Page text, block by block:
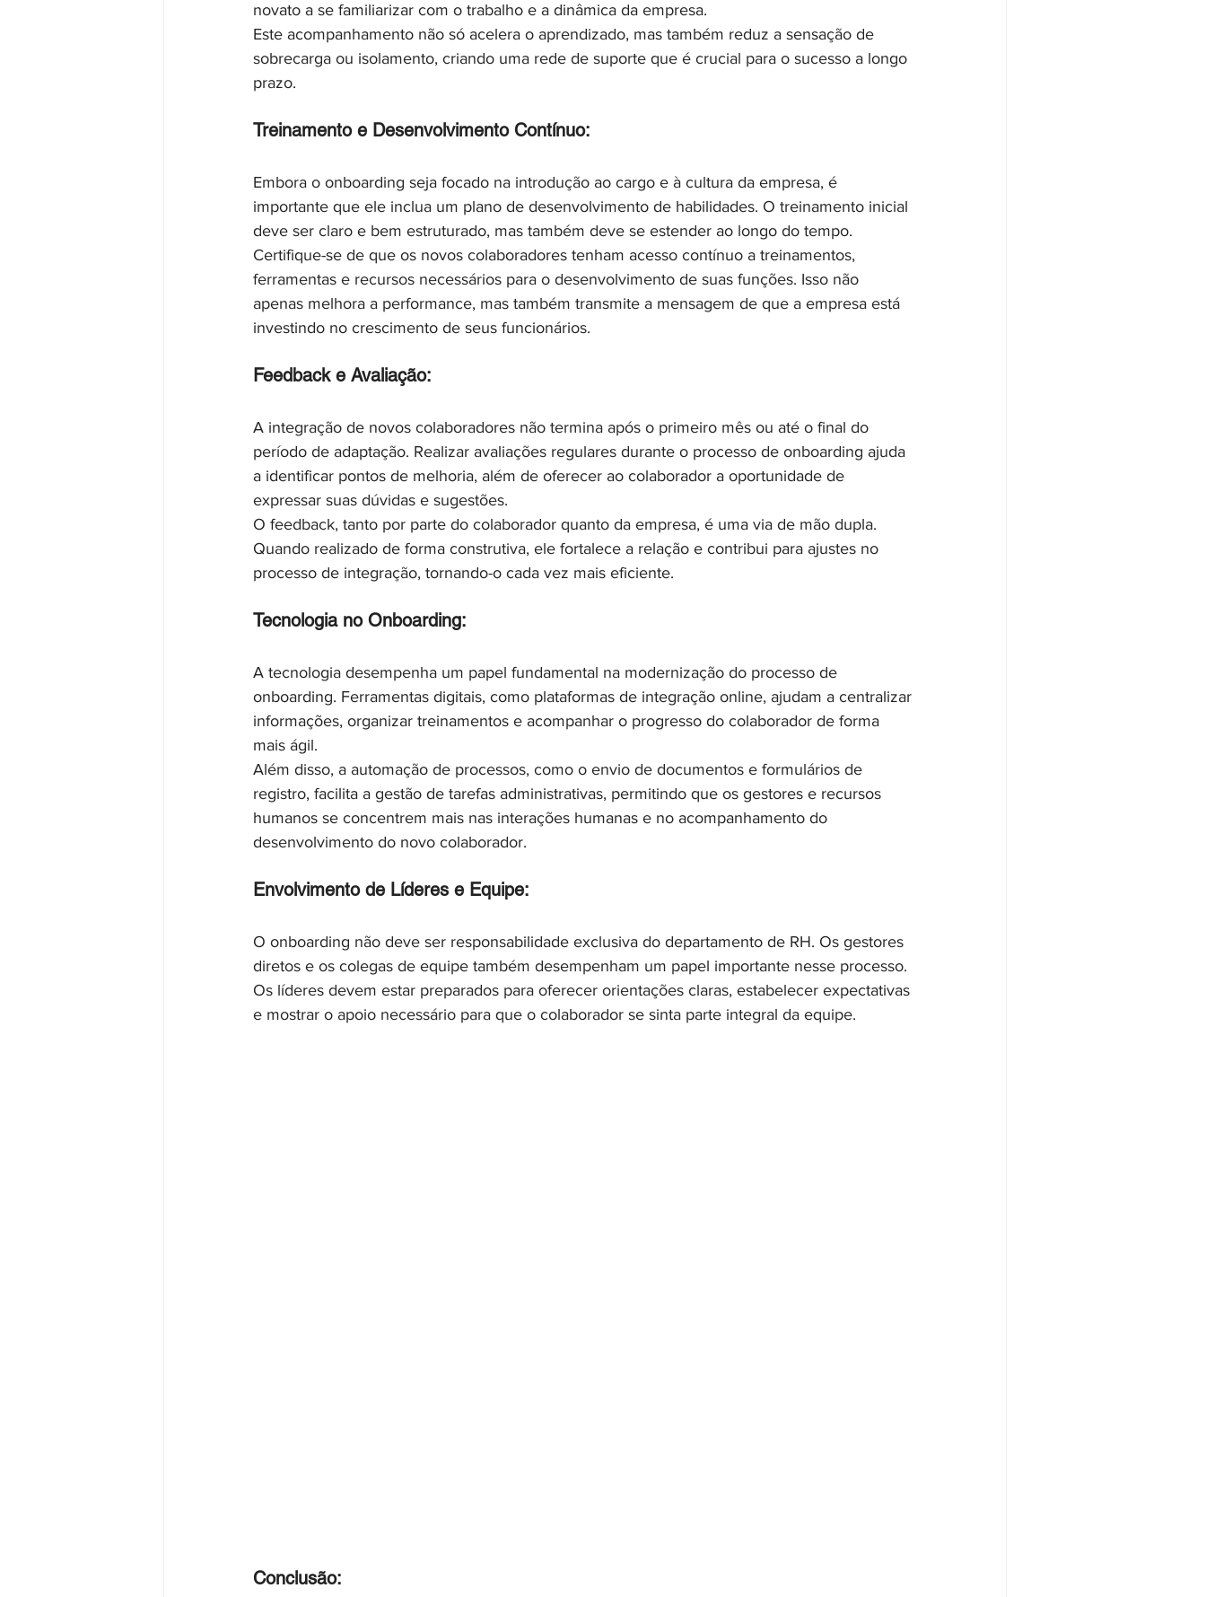
novato a se familiarizar com o trabalho e a dinâmica da empresa.
Este acompanhamento não só acelera o aprendizado, mas também reduz a sensação de
sobrecarga ou isolamento, criando uma rede de suporte que é crucial para o sucesso a longo
prazo.
Treinamento e Desenvolvimento Contínuo:
Embora o onboarding seja focado na introdução ao cargo e à cultura da empresa, é
importante que ele inclua um plano de desenvolvimento de habilidades. O treinamento inicial
deve ser claro e bem estruturado, mas também deve se estender ao longo do tempo.
Certifique-se de que os novos colaboradores tenham acesso contínuo a treinamentos,
ferramentas e recursos necessários para o desenvolvimento de suas funções. Isso não
apenas melhora a performance, mas também transmite a mensagem de que a empresa está
investindo no crescimento de seus funcionários.
Feedback e Avaliação:
A integração de novos colaboradores não termina após o primeiro mês ou até o final do
período de adaptação. Realizar avaliações regulares durante o processo de onboarding ajuda
a identificar pontos de melhoria, além de oferecer ao colaborador a oportunidade de
expressar suas dúvidas e sugestões.
O feedback, tanto por parte do colaborador quanto da empresa, é uma via de mão dupla.
Quando realizado de forma construtiva, ele fortalece a relação e contribui para ajustes no
processo de integração, tornando-o cada vez mais eficiente.
Tecnologia no Onboarding:
A tecnologia desempenha um papel fundamental na modernização do processo de
onboarding. Ferramentas digitais, como plataformas de integração online, ajudam a centralizar
informações, organizar treinamentos e acompanhar o progresso do colaborador de forma
mais ágil.
Além disso, a automação de processos, como o envio de documentos e formulários de
registro, facilita a gestão de tarefas administrativas, permitindo que os gestores e recursos
humanos se concentrem mais nas interações humanas e no acompanhamento do
desenvolvimento do novo colaborador.
Envolvimento de Líderes e Equipe:
O onboarding não deve ser responsabilidade exclusiva do departamento de RH. Os gestores
diretos e os colegas de equipe também desempenham um papel importante nesse processo.
Os líderes devem estar preparados para oferecer orientações claras, estabelecer expectativas
e mostrar o apoio necessário para que o colaborador se sinta parte integral da equipe.
Conclusão: